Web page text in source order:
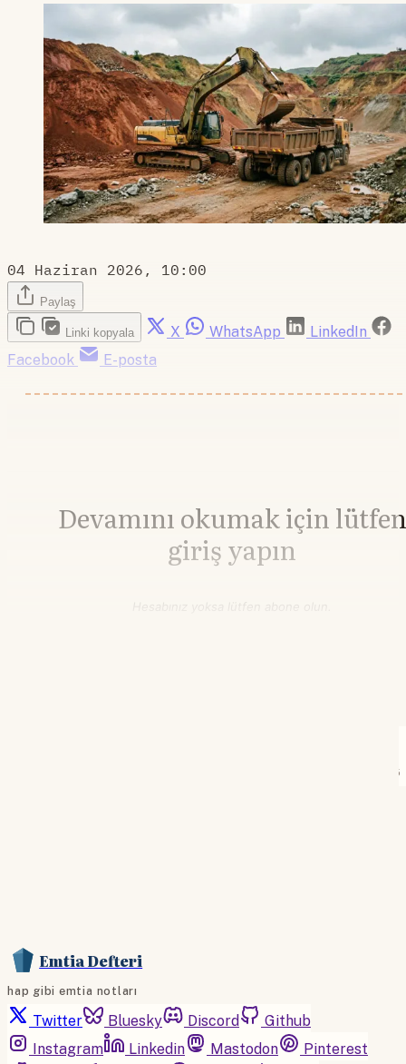
04 Haziran 2026, 10:00
Paylaş
Linki kopyala X WhatsApp
LinkedIn
Facebook
E-posta
Devamını okumak için lütfen
giriş yapın
21.55
Emtia Defteri
hap gibi emtia notları
Twitter Bluesky Discord
Github
Instagram
Linkedin Mastodon
Pinterest